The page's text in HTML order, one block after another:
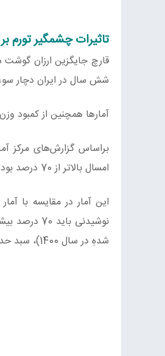
تاثیرات چشمگیر تورم
شش سال در ایران دچار سوء‌تغذیه و 800 هزار کودک در سنین رشد. با کمبود انرژی و مواد پروتئینی و
آمارها همچنین از کمبود وزن 11 درصد کودکان در ایران و لاغری شدید حدود 5 درصد از کودکان حکایت دارد.
امسال بالاتر از 70 درصد بودهِ و برای برخی اقلام غذایی به بیش از 200 درصد رسیده‌ِاست.
این آمار در مقایسه با
شدهِ در سال 1400)، سبد حداقلی خوراکی‌ها برای یک خانوار متوسط 3.3 نفره، 32.866.143 ریال نرخ‌ گذاری شد.